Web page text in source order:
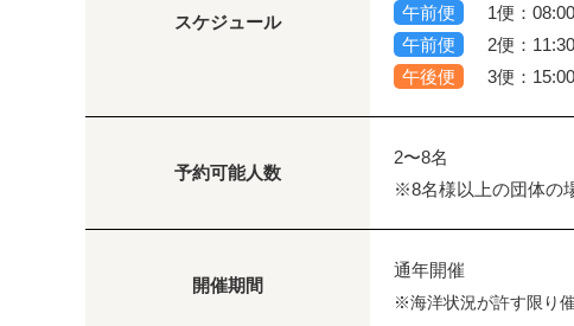
スケジュール 午前便
1便：
午前便
2便：
午後便
3便：
予約可能人数
2〜8名
※8名様以上の団体の
開催期間
通年開催
※海洋状況が許す限り